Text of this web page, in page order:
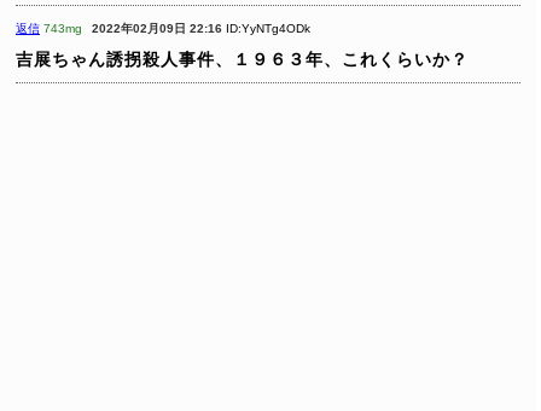
返信 743mg 2022年02月09日 22:16 ID:YyNTg4ODk
吉展ちゃん誘拐殺人事件、１９６３年、これくらいか？